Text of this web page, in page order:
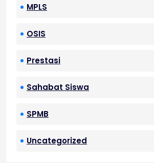
MPLS
OSIS
Prestasi
Sahabat Siswa
SPMB
Uncategorized